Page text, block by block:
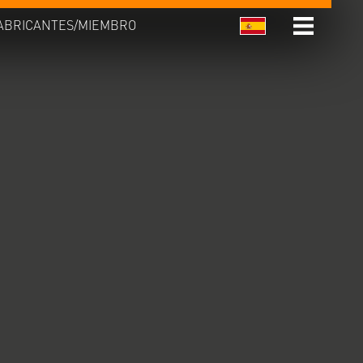
MIEMBRO